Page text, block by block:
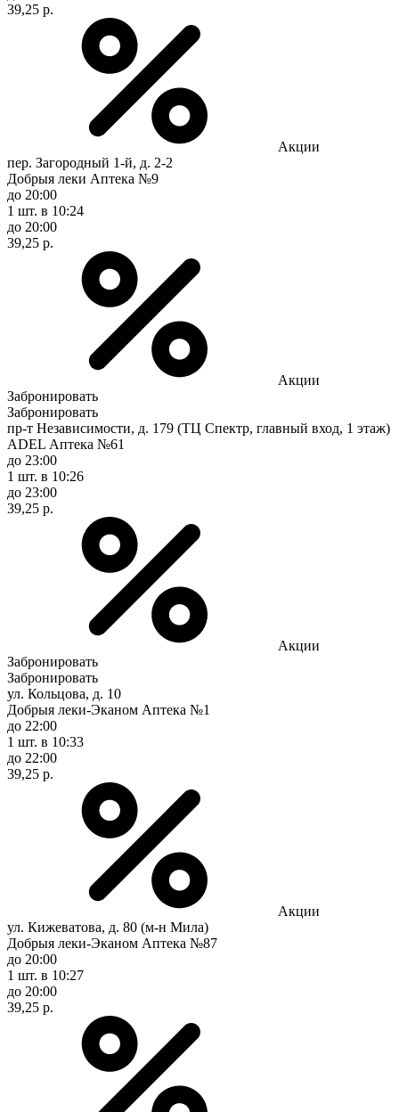
39,25 р.
Акции
пер. Загородный 1-й, д. 2-2
Добрыя леки Аптека №9
до 20:00
1 шт. в 10:24
до 20:00
39,25 р.
Акции
Забронировать
Забронировать
пр-т Независимости, д. 179 (ТЦ Спектр, главный вход, 1 этаж)
ADEL Аптека №61
до 23:00
1 шт. в 10:26
до 23:00
39,25 р.
Акции
Забронировать
Забронировать
ул. Кольцова, д. 10
Добрыя леки-Эканом Аптека №1
до 22:00
1 шт. в 10:33
до 22:00
39,25 р.
Акции
ул. Кижеватова, д. 80 (м-н Мила)
Добрыя леки-Эканом Аптека №87
до 20:00
1 шт. в 10:27
до 20:00
39,25 р.